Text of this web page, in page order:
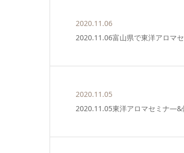
2020.11.06
2020.11.06富山県で東洋アロマ
2020.11.05
2020.11.05東洋アロマセミナ―&